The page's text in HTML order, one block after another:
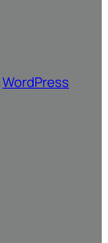
WordPress